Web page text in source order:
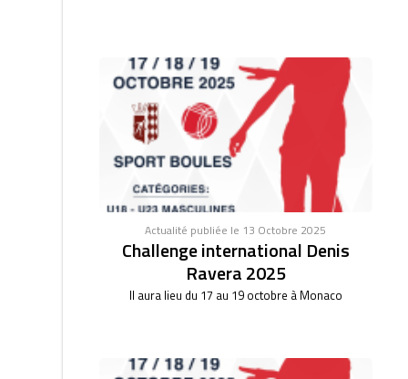
Actualité publiée le 13 Octobre 2025
Challenge international Denis
Ravera 2025
Il aura lieu du 17 au 19 octobre à Monaco